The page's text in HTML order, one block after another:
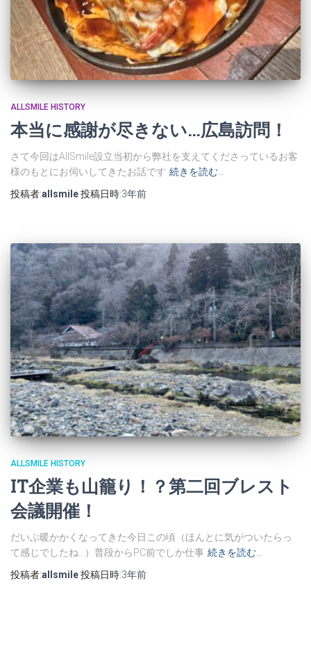
ALLSMILE HISTORY
本当に感謝が尽きない…広島訪問！
さて今回はAllSmile設立当初から弊社を支えてくださっているお客
様のもとにお伺いしてきたお話です 続きを読む…
投稿者:allsmile投稿日時:3年前
ALLSMILE HISTORY
IT企業も山籠り！？第二回ブレスト
会議開催！
だいぶ暖かかくなってきた今日この頃（ほんとに気がついたらっ
て感じでしたね…）普段からPC前でしか仕事 続きを読む…
投稿者:allsmile投稿日時:3年前